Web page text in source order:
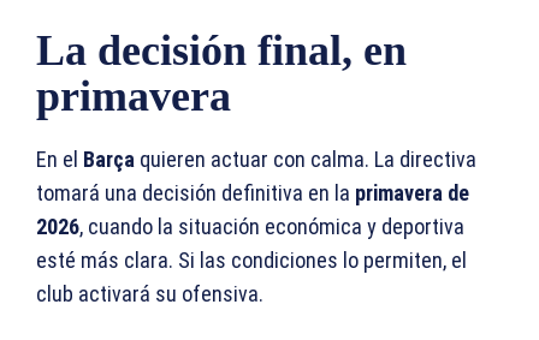
La decisión final, en
primavera
En el Barça quieren actuar con calma. La directiva
tomará una decisión definitiva en la primavera de
2026, cuando la situación económica y deportiva
esté más clara. Si las condiciones lo permiten, el
club activará su ofensiva.